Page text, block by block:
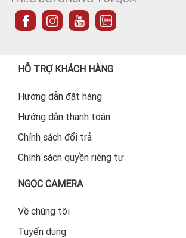
HỖ TRỢ KHÁCH HÀNG
Hướng dẫn đặt hàng
Hướng dẫn thanh toán
Chính sách đổi trả
Chính sách quyền riêng tư
NGỌC CAMERA
Về chúng tôi
Tuyển dụng